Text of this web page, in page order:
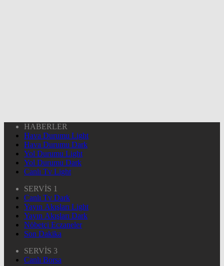
HABERLER
Hava Durumu Light
Hava Durumu Dark
Yol Durumu Light
Yol Durumu Dark
Canlı Tv Light
SERVİS 1
Canlı Tv Dark
Yayın Akışları Light
Yayın Akışları Dark
Nöbetçi Eczaneler
Son Dakika
SERVİS 3
Canlı Borsa